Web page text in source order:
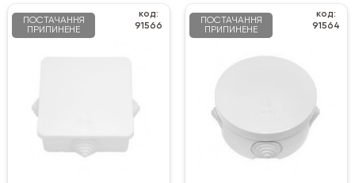
ПОСТАЧАННЯ
ПРИПИНЕНЕ
код:
91566
ПОСТАЧАННЯ
ПРИПИНЕНЕ
код:
91564